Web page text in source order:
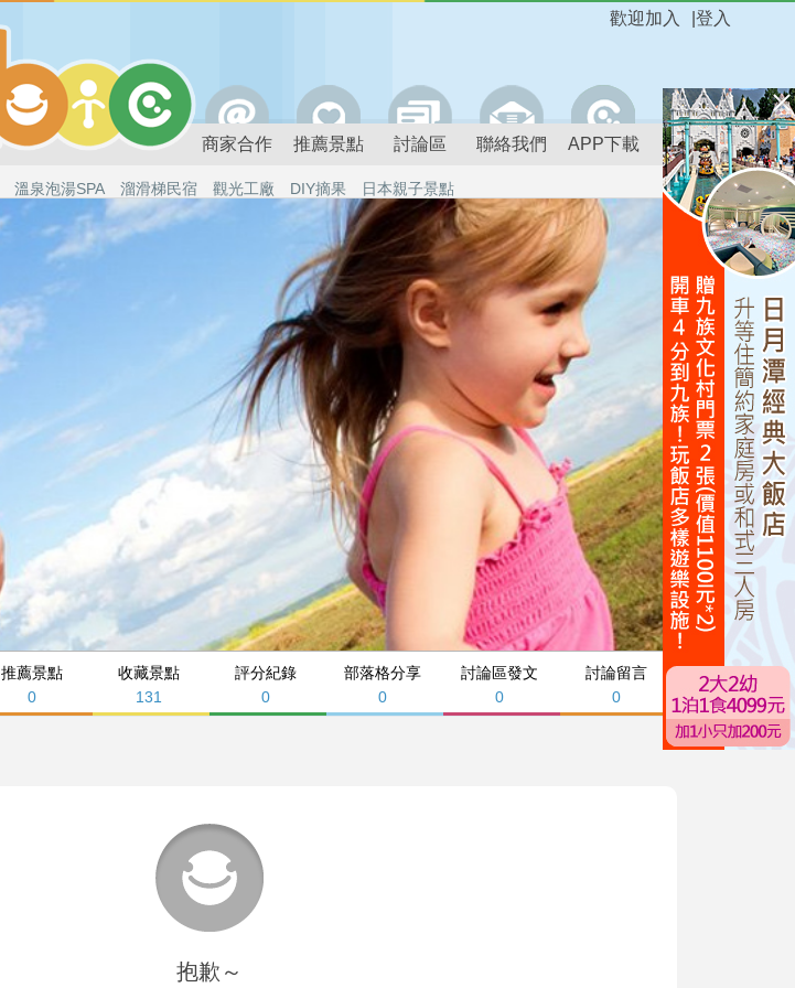
登入
歡迎加入
商家合作 推薦景點 討論區 聯絡我們 APP下載
溫泉泡湯SPA 溜滑梯民宿 觀光工廠 DIY摘果 日本親子景點
推薦景點
0
收藏景點
131
評分紀錄
0
部落格分享
0
討論區發文
0
討論留言
0
抱歉～